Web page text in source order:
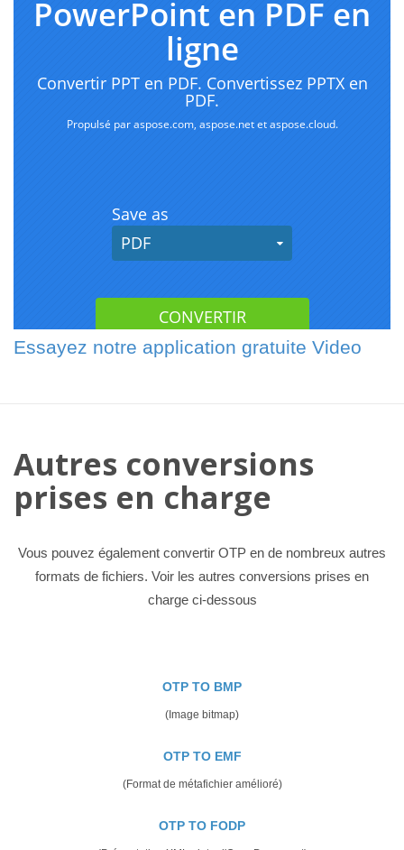
Essayez notre application gratuite Video
Autres conversions
prises en charge
Vous pouvez également convertir OTP en de nombreux autres
formats de fichiers. Voir les autres conversions prises en
charge ci-dessous
OTP TO BMP
(Image bitmap)
OTP TO EMF
(Format de métafichier amélioré)
OTP TO FODP